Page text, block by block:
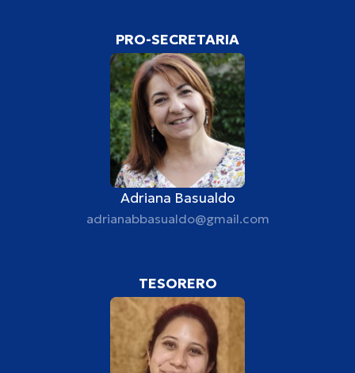
PRO-SECRETARIA
Adriana Basualdo
adrianabbasualdo@gmail.com
TESORERO